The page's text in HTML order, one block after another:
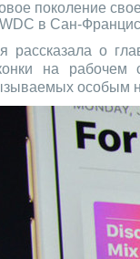
поколение
в Сан-
рассказала о
на
особым